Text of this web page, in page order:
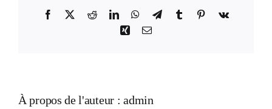
un
Facebook RedditLinkedInWhatsApp
TelegramTumblr Pinterest
Vk
XingEmail
À propos de l'auteur :admin